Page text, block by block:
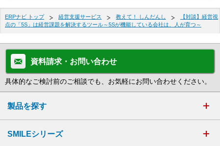
ERPナビ トップ 経営支援サービス 教えて！ しんだんし
【対談】経営視
点の「5S」は経営課題を解決するツール～5Sが機能している会社は、人が育つ～
資料請求・お問い合わせ
具体的なご検討前のご相談でも、お気軽にお問い合わせください。
製品を探す
SMILEシリーズ